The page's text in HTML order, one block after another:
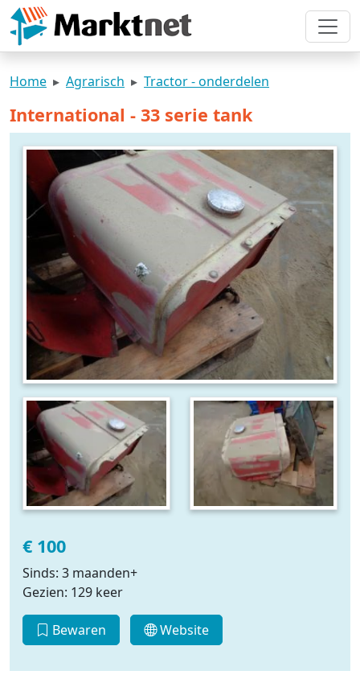
Home Agrarisch Tractor - onderdelen
International - 33 serie tank
€ 100
Sinds: 3 maanden+
Gezien: 129 keer
Bewaren Website